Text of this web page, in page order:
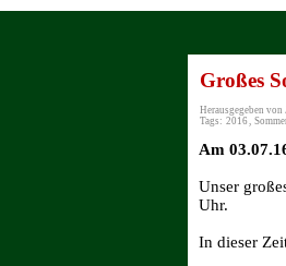
Großes
Herausgegeben von
Tags: 2016 ,
Am
Unser
Uhr.
In dieser